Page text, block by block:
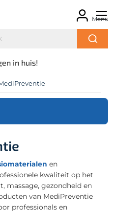
Menu
in huis!
en
kwaliteit op het
massage, gezondheid en
van MediPreventie
professionals en